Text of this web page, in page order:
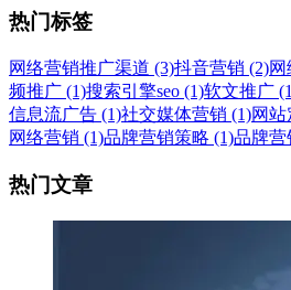
热门标签
网络营销推广渠道 (3)抖音营销 (2)
频推广 (1)搜索引擎seo (1)软文推广
信息流广告 (1)社交媒体营销 (1)网站
网络营销 (1)品牌营销策略 (1)品牌营
热门文章